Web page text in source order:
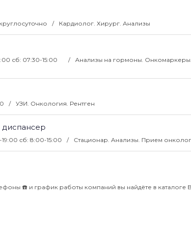
Кардиолог. Хирург. Анализы
сб: 07:30-15:00
Анализы на гормоны. Онкомаркеры.
УЗИ. Онкология. Рентген
диспансер
сб: 8:00-15:00 Стационар. Анализы. Прием
☎️ и график работы компаний вы найдёте в каталоге